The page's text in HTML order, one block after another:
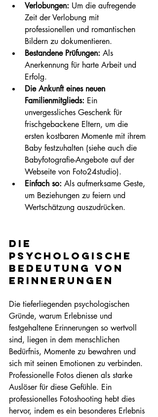
Verlobungen: Um die aufregende
Zeit der Verlobung mit
professionellen und romantischen
Bildern zu dokumentieren.
Bestandene Prüfungen: Als
Anerkennung für harte Arbeit und
Erfolg.
Die Ankunft eines neuen
Familienmitglieds: Ein
unvergessliches Geschenk für
frischgebackene Eltern, um die
ersten kostbaren Momente mit ihrem
Baby festzuhalten (siehe auch die
Babyfotografie-Angebote auf der
Webseite von Foto24studio).
Einfach so: Als aufmerksame Geste,
um Beziehungen zu feiern und
Wertschätzung auszudrücken.
Die
psychologische
Bedeutung von
Erinnerungen
Die tieferliegenden psychologischen
Gründe, warum Erlebnisse und
festgehaltene Erinnerungen so wertvoll
sind, liegen in dem menschlichen
Bedürfnis, Momente zu bewahren und
sich mit seinen Emotionen zu verbinden.
Professionelle Fotos dienen als starke
Auslöser für diese Gefühle. Ein
professionelles Fotoshooting hebt dies
hervor, indem es ein besonderes Erlebnis